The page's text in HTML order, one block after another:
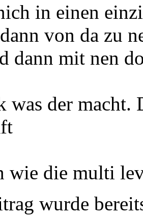
in einen
von da zu
dann mit nen
was der macht.
wie die multi
wurde